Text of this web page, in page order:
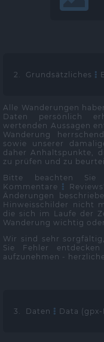
2. Grundsätzliches
Alle Wanderungen
Daten persönlich
wertenden Aussagen
Wanderung
sowie unserer
daher Anhaltspunkte,
zu prüfen und zu
Bitte beachten Sie
Kommentare
Änderungen
Hinweisschilder nicht
die sich im Laufe der
Wanderung wichtig
Wir sind sehr
Sie Fehler
aufzunehmen -
3. Daten Data